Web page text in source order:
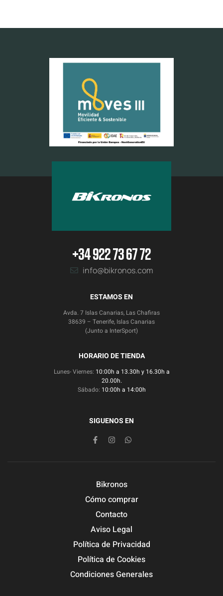
+34 922 73 67 72
info@bikronos.com
ESTAMOS EN
Avda. 7 Islas Canarias, Las Chafiras
38639 – Tenerife, Islas Canarias
(Junto a InterSport)
HORARIO DE TIENDA
Lunes- Viernes: 10:00h a 13.30h y 16.30h a
20.00h.
Sábado: 10:00h a 14:00h
SIGUENOS EN
Bikronos
Cómo comprar
Contacto
Aviso Legal
Política de Privacidad
Política de Cookies
Condiciones Generales